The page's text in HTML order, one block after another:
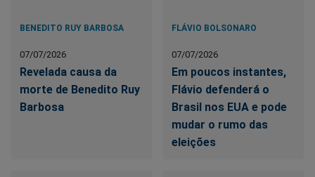
BENEDITO RUY BARBOSA
07/07/2026
Revelada causa da
morte de Benedito Ruy
Barbosa
FLÁVIO BOLSONARO
07/07/2026
Em poucos instantes,
Flávio defenderá o
Brasil nos EUA e pode
mudar o rumo das
eleições